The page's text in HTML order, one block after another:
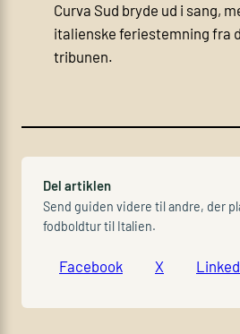
Curva Sud bryde ud i sang,
italienske feriestemning fra
tribunen.
Del artiklen
Send guiden videre til andre, der
fodboldtur til Italien.
Facebook X